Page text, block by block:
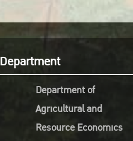
Department
Department of
Agricultural and
Resource Economics